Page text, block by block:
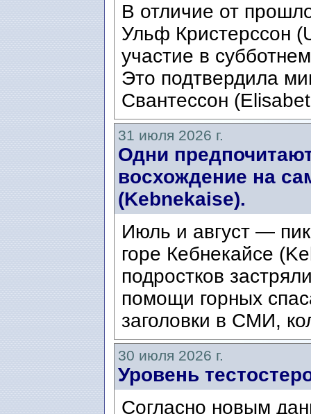
В отличие от
Ульф Кристерссон
участие в
Это подтвердила
Свантессон
31 июля 2026 г.
Одни
восхождение на
(Kebnekaise).
Июль и август — пик
горе Кебнекайсе
подростков
помощи горных
заголовки в СМИ,
30 июля 2026 г.
Уровень
Согласно новым